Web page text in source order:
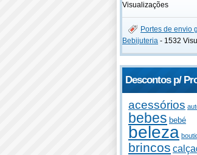
Visualizações
Portes de envio
Bebijuteria - 1532
Descontos p/
acessórios
bebes bebé
beleza
brincos